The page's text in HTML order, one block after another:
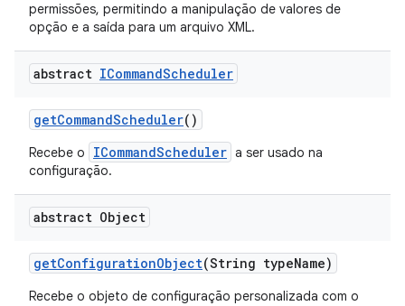
permissões, permitindo a manipulação de valores de
opção e a saída para um arquivo XML.
abstract ICommandScheduler
getCommandScheduler()
Recebe o ICommandScheduler a ser usado na
configuração.
abstract Object
getConfigurationObject(String typeName)
Recebe o objeto de configuração personalizada com o